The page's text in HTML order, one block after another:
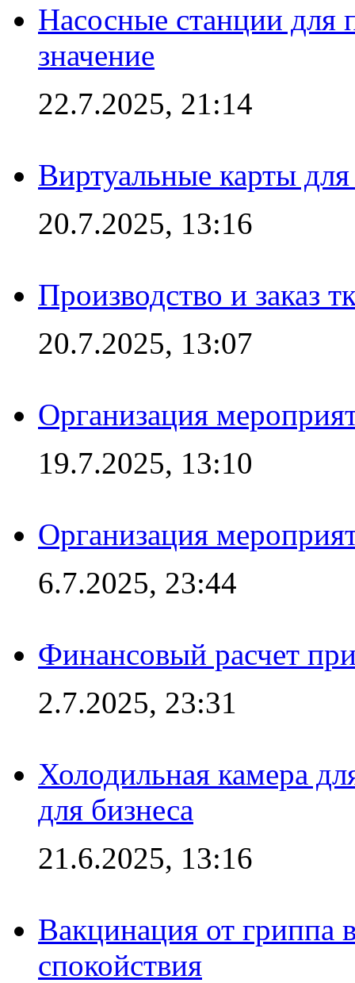
Насосные станции для
значение
22.7.2025, 21:14
Виртуальные карты
20.7.2025, 13:16
Производство и заказ
20.7.2025, 13:07
Организация
19.7.2025, 13:10
Организация
6.7.2025, 23:44
Финансовый расчет
2.7.2025, 23:31
Холодильная камера
для бизнеса
21.6.2025, 13:16
Вакцинация от гриппа
спокойствия